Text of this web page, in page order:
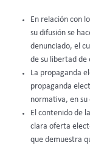
En relación con
su difusión se
denunciado, el
de su libertad de
La propaganda
propaganda
normativa, en su
El contenido de
clara oferta
que demuestra